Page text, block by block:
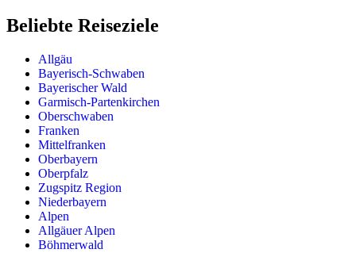
Beliebte Reiseziele
Allgäu
Bayerisch-Schwaben
Bayerischer Wald
Garmisch-Partenkirchen
Oberschwaben
Franken
Mittelfranken
Oberbayern
Oberpfalz
Zugspitz Region
Niederbayern
Alpen
Allgäuer Alpen
Böhmerwald